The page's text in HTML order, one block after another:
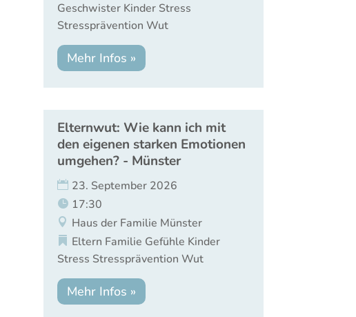
Geschwister Kinder Stress
Stressprävention Wut
Mehr Infos »
Elternwut: Wie kann ich mit
den eigenen starken Emotionen
umgehen? - Münster
23. September 2026
17:30
Haus der Familie Münster
Eltern Familie Gefühle Kinder
Stress Stressprävention Wut
Mehr Infos »